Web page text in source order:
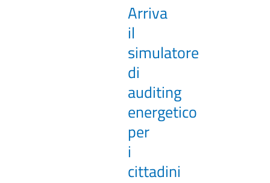
Arriva
il
simulatore
di
auditing
energetico
per
i
cittadini